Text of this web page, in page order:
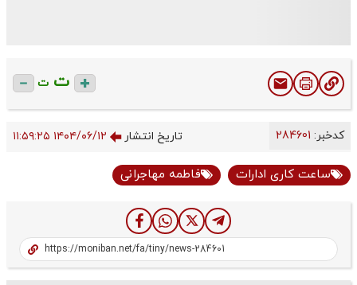
ت ت
کدخبر: تاریخ انتشار ۱۴۰۴/۰۶/۱۲ ۱۱:۵۹:۲۵
ساعت کاری ادارات فاطمه مهاجرانی